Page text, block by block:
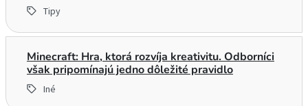
Tipy
Minecraft: Hra, ktorá rozvíja kreativitu. Odborníci
však pripomínajú jedno dôležité pravidlo
Iné